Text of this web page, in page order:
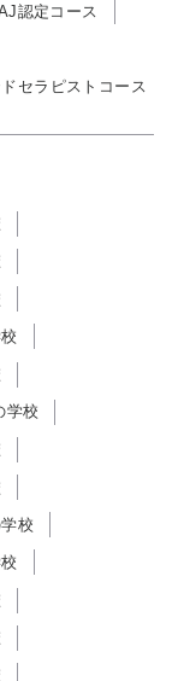
認定コース
セラピストコース
学校
校